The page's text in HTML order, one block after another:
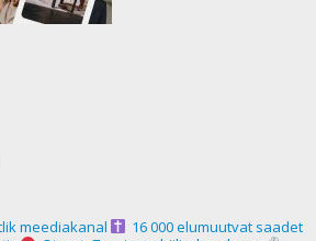
meediakanal
16 000 elumuutvat saadet